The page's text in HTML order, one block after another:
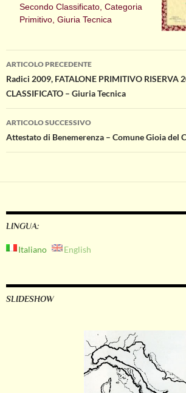
Secondo Classificato, Categoria
Primitivo, Giuria Tecnica
Navigazione
articolo
ARTICOLO PRECEDENTE
Radici 2009, FATALONE PRIMITIVO RISERVA
CLASSIFICATO – Giuria Tecnica
ARTICOLO SUCCESSIVO
Attestato di Benemerenza – Comune Gioia del
LINGUA:
Italiano English
SLIDESHOW